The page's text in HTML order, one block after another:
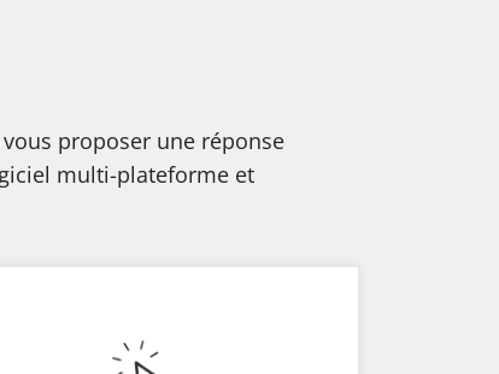
proposer une réponse
multi-plateforme et